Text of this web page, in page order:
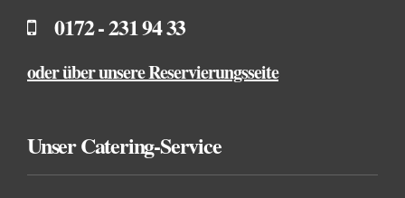
0172 - 231 94 33
oder über unsere Reservierungsseite
Unser Catering-Service